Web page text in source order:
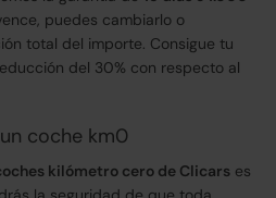
puedes cambiarlo o
total del importe. Consigue tu
del 30% con respecto al
coche km0
kilómetro cero de Clicars es